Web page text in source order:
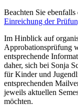
Beachten Sie
Einreichung der
Im Hinblick auf
Approbationsprüfung
entsprechende
daher, sich bei Sonja
für Kinder und
entsprechenden
jeweils aktuellen
möchten.